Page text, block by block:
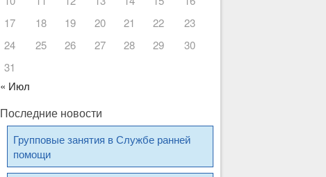
17
18 19 20 21 22
23
24
25 26 27 28 29
30
31
« Июл
Последние новости
Групповые занятия в Службе ранней
помощи